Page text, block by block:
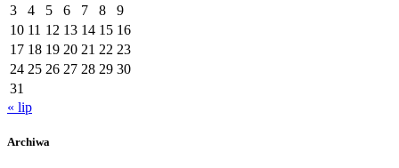
3
4 5 6 7 8
9
10 11 12 13 14 15 16
17 18 19 20 21 22 23
24 25 26 27 28 29 30
31
« lip
Archiwa